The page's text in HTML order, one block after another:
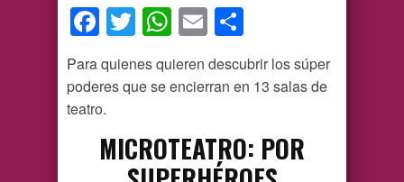
Facebook
TwitterWhatsApp
Email
Para quienes quieren descubrir los súper
poderes que se encierran en 13 salas de
teatro.
MICROTEATRO: POR